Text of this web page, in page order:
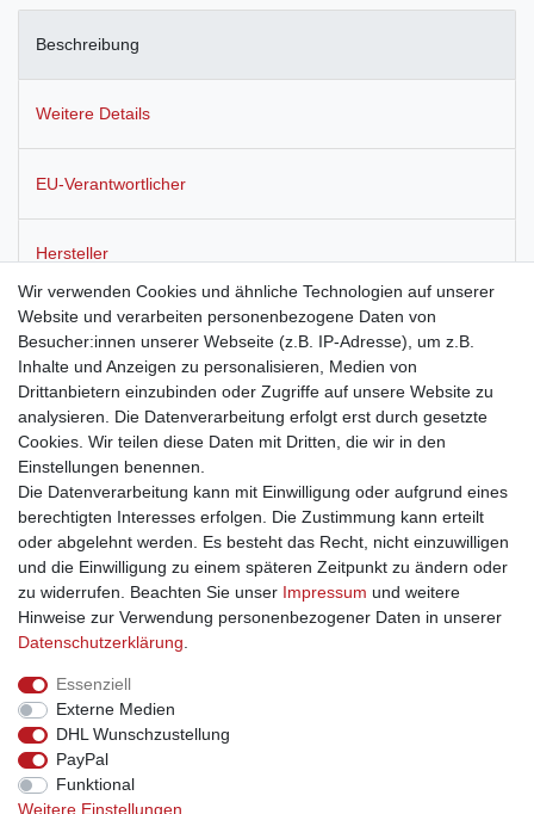
Beschreibung
Weitere Details
EU-Verantwortlicher
Hersteller
Blumen-Vase LOVATT
Design-Vase in modernem Look - Treppenförmig zieht sich die
Vase ca. 26 cm in die Höhe. Sie eignet sich für einzelne Blumen
und kleine Sträuße.
Impressum Daten­schutz­erklärung AGB
Barrierefreiheitserklärung
Vertrag widerrufen
INFORMATIONEN
Wir verwenden Cookies und ähnliche Technologien auf unserer
Website und verarbeiten personenbezogene Daten von
Besucher:innen unserer Webseite (z.B. IP-Adresse), um z.B.
Inhalte und Anzeigen zu personalisieren, Medien von
Drittanbietern einzubinden oder Zugriffe auf unsere Website zu
analysieren. Die Datenverarbeitung erfolgt erst durch gesetzte
Cookies. Wir teilen diese Daten mit Dritten, die wir in den
Einstellungen benennen.
Die Datenverarbeitung kann mit Einwilligung oder aufgrund eines
berechtigten Interesses erfolgen. Die Zustimmung kann erteilt
oder abgelehnt werden. Es besteht das Recht, nicht einzuwilligen
und die Einwilligung zu einem späteren Zeitpunkt zu ändern oder
zu widerrufen. Beachten Sie unser Impressum und weitere
Hinweise zur Verwendung personenbezogener Daten in unserer
Daten­schutz­erklärung
Essenziell
Externe Medien
DHL Wunschzustellung
PayPal
Funktional
Weitere Einstellungen